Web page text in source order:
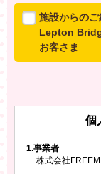
施設からの
Lepton
お客さま
いいたします。
※ご兄弟姉妹
所属施設
個
1.事業者
株式会社